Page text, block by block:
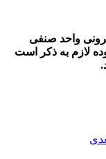
واحد صنفی
لازم به ذکر است